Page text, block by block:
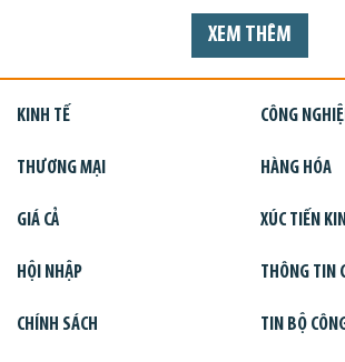
XEM THÊM
KINH TẾ CÔNG
THƯƠNG MẠI HÀNG HÓA
GIÁ CẢ XÚC TIẾN
HỘI NHẬP THÔNG TIN
CHÍNH SÁCH TIN BỘ